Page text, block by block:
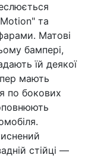
та
Матові
бампері,
їй деякої
мають
по бокових
стійці —